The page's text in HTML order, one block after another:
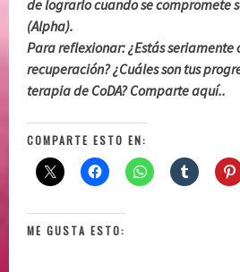
de lograrlo cuando se compromete
(Alpha).
Para reflexionar: ¿Estás
recuperación? ¿Cuáles son tus
terapia de CoDA? Comparte aquí..
COMPARTE ESTO EN:
ME GUSTA ESTO: